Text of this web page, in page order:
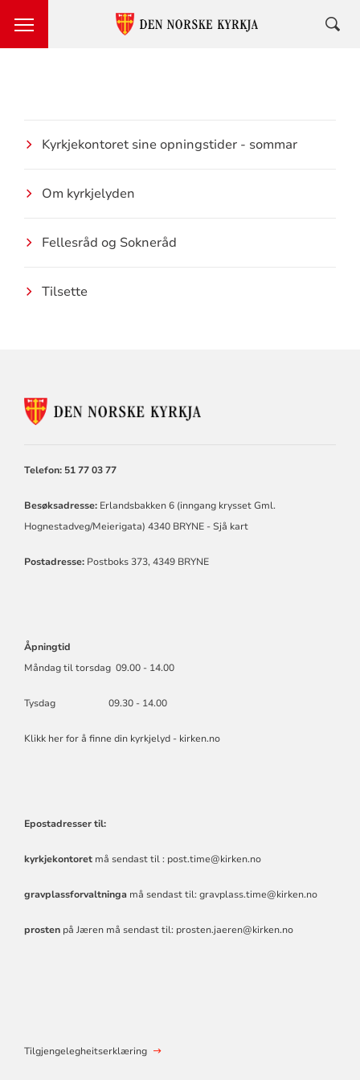
Kyrkjekontoret sine opningstider - sommar
Om kyrkjelyden
Fellesråd og Sokneråd
Tilsette
FOR
Telefon: 51 77 03 77
Besøksadresse:Erlandsbakken 6 (inngang krysset Gml.
Hognestadveg/Meierigata) 4340 BRYNE - Sjå kart
Postadresse:Postboks 373, 4349 BRYNE
Åpningtid
Måndag til torsdag 09.00 - 14.00
Tysdag 09.30 - 14.00
Klikk her for å finne din kyrkjelyd - kirken.no
Epostadresser til:
kyrkjekontoretmå sendast til : post.time@kirken.no
gravplassforvaltningamå sendast til: gravplass.time@kirken.no
prostenpå Jæren må sendast til: prosten.jaeren@kirken.no
Tilgjengelegheitserklæring